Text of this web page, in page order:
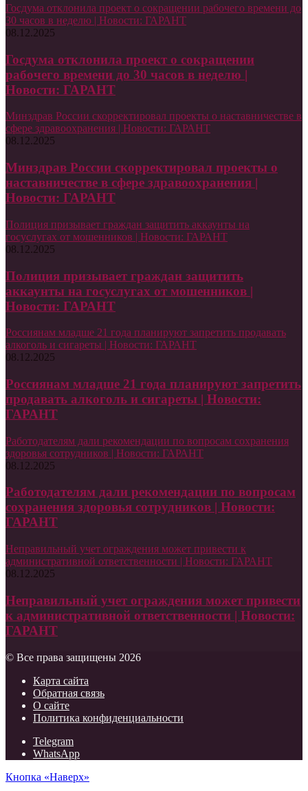
Госдума отклонила проект о сокращении рабочего времени до
30 часов в неделю | Новости: ГАРАНТ
08.12.2025
Госдума отклонила проект о сокращении
рабочего времени до 30 часов в неделю |
Новости: ГАРАНТ
Минздрав России скорректировал проекты о наставничестве в
сфере здравоохранения | Новости: ГАРАНТ
08.12.2025
Минздрав России скорректировал проекты о
наставничестве в сфере здравоохранения |
Новости: ГАРАНТ
Полиция призывает граждан защитить аккаунты на
госуслугах от мошенников | Новости: ГАРАНТ
08.12.2025
Полиция призывает граждан защитить
аккаунты на госуслугах от мошенников |
Новости: ГАРАНТ
Россиянам младше 21 года планируют запретить продавать
алкоголь и сигареты | Новости: ГАРАНТ
08.12.2025
Россиянам младше 21 года планируют запретить
продавать алкоголь и сигареты | Новости:
ГАРАНТ
Работодателям дали рекомендации по вопросам сохранения
здоровья сотрудников | Новости: ГАРАНТ
08.12.2025
Работодателям дали рекомендации по вопросам
сохранения здоровья сотрудников | Новости:
ГАРАНТ
Неправильный учет ограждения может привести к
административной ответственности | Новости: ГАРАНТ
08.12.2025
Неправильный учет ограждения может привести
к административной ответственности | Новости:
ГАРАНТ
© Все права защищены 2026
Карта сайта
Обратная связь
О сайте
Политика конфиденциальности
Telegram
WhatsApp
Кнопка «Наверх»